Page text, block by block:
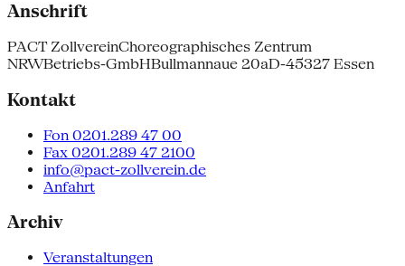
Anschrift
PACT ZollvereinChoreographisches Zentrum
NRWBetriebs-GmbHBullmannaue 20aD-45327 Essen
Kontakt
Fon 0201.289 47 00
Fax 0201.289 47 2100
info@pact-zollverein.de
Anfahrt
Archiv
Veranstaltungen